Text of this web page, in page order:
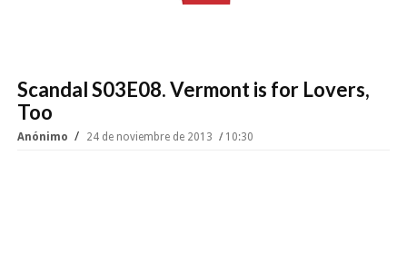
Scandal S03E08. Vermont is for Lovers,
Too
Anónimo 24 de noviembre de 2013 10:30